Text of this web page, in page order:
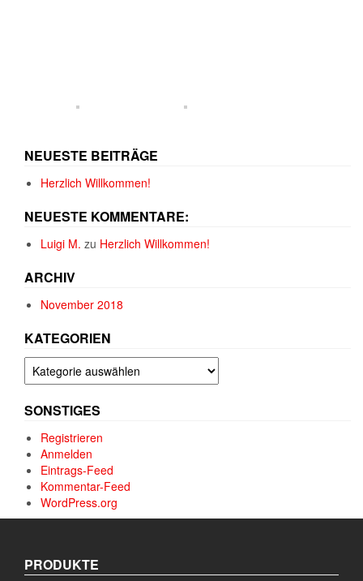
NEUESTE BEITRÄGE
Herzlich Willkommen!
NEUESTE KOMMENTARE:
Luigi M. zu Herzlich Willkommen!
ARCHIV
November 2018
KATEGORIEN
Kategorien
SONSTIGES
Registrieren
Anmelden
Eintrags-Feed
Kommentar-Feed
WordPress.org
PRODUKTE